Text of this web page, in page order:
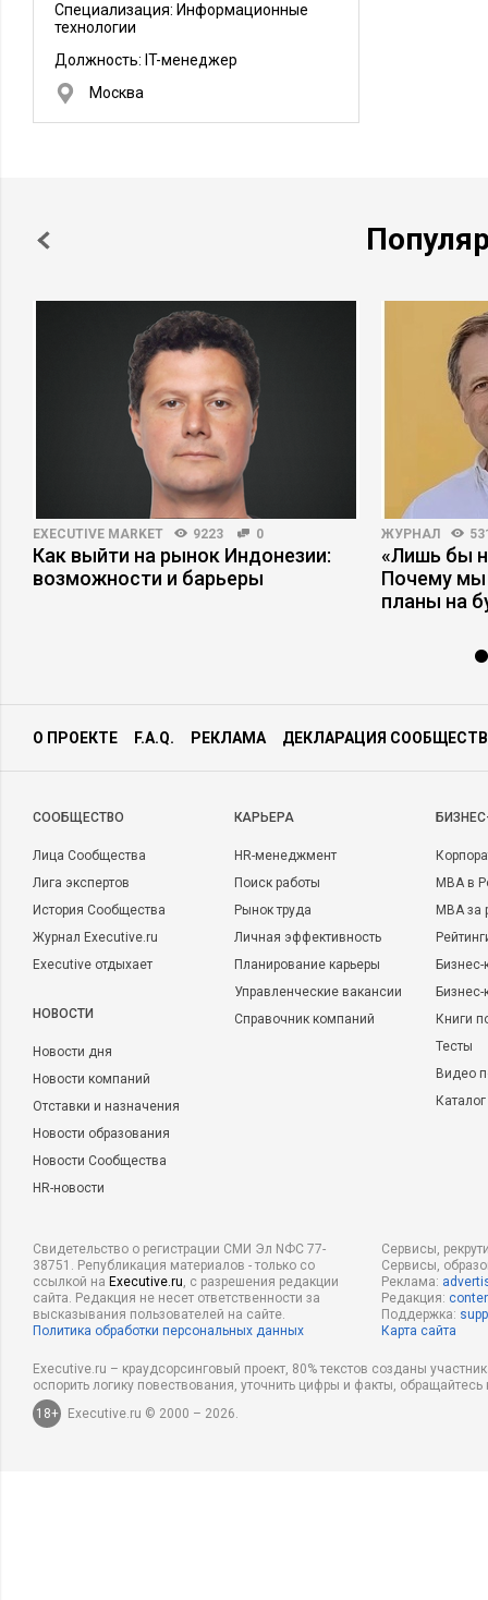
Специализация: Информационные
технологии
Должность: IT-менеджер
Москва
EXECUTIVE MARKET 9223 0
Как выйти на рынок Индонезии:
возможности и барьеры
ЖУРНАЛ
«Лишь бы
Почему мы
планы на
О ПРОЕКТЕ F.A.Q. РЕКЛАМА ДЕКЛАРАЦИЯ
CООБЩЕСТВО
Лица Сообщества
Лига экспертов
История Сообщества
Журнал Executive.ru
Executive отдыхает
НОВОСТИ
Новости дня
Новости компаний
Отставки и назначения
Новости образования
Новости Сообщества
HR-новости
КАРЬЕРА
HR-менеджмент
Поиск работы
Рынок труда
Личная эффективность
Планирование карьеры
Управленческие вакансии
Справочник компаний
MBA в
MBA
Бизнес-
Книги
Тесты
Видео
Свидетельство о регистрации СМИ Эл NФС 77-
38751. Републикация материалов - только со
ссылкой на Executive.ru, с разрешения редакции
сайта. Редакция не несет ответственности за
высказывания пользователей на сайте.
Политика обработки персональных данных
Сервисы,
Сервисы,
Реклама:
Редакция:
Поддержка:
Карта сайта
Executive.ru – краудсорсинговый проект, 80% текстов созданы
оспорить логику повествования, уточнить цифры и факты,
18+
Executive.ru © 2000 – 2026.